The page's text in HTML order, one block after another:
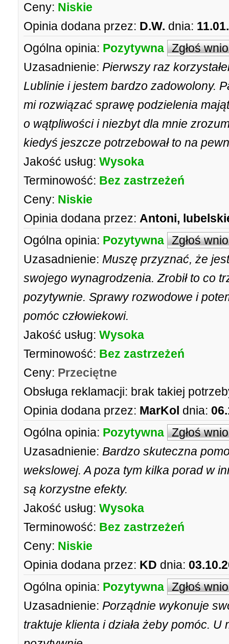
Ceny: Niskie
Opinia dodana przez: D.W. dnia:
Ogólna opinia: Pozytywna Zgłoś
Uzasadnienie: Pierwszy raz
Lublinie i jestem bardzo zadowolony.
mi rozwiązać sprawę podzielenia
o wątpliwości i niezbyt dla mnie
kiedyś jeszcze potrzebował to na
Jakość usług: Wysoka
Terminowość: Bez zastrzeżeń
Ceny: Niskie
Opinia dodana przez: Antoni,
Ogólna opinia: Pozytywna Zgłoś
Uzasadnienie: Muszę przyznać, że
swojego wynagrodzenia. Zrobił to co
pozytywnie. Sprawy rozwodowe i
pomóc człowiekowi.
Jakość usług: Wysoka
Terminowość: Bez zastrzeżeń
Ceny: Przeciętne
Obsługa reklamacji: brak takiej
Opinia dodana przez: MarKol dnia:
Ogólna opinia: Pozytywna Zgłoś
Uzasadnienie: Bardzo skuteczna
wekslowej. A poza tym kilka porad w
są korzystne efekty.
Jakość usług: Wysoka
Terminowość: Bez zastrzeżeń
Ceny: Niskie
Opinia dodana przez: KD dnia:
Ogólna opinia: Pozytywna Zgłoś
Uzasadnienie: Porządnie wykonuje
traktuje klienta i działa żeby pomóc. U